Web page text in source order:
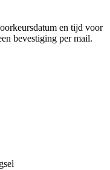
en tijd voor
bevestiging per mail.